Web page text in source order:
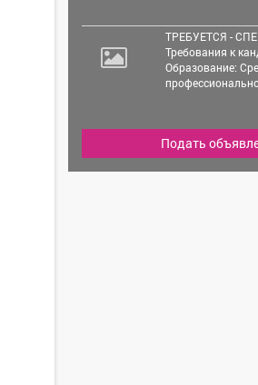
ТРЕБУЕТСЯ -
Требования к
Образование:
Подать